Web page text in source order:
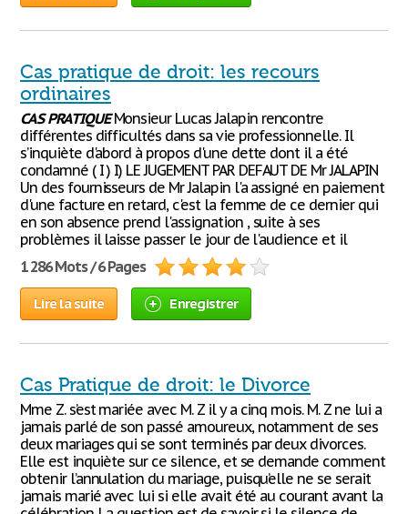
Cas pratique de droit: les recours
ordinaires
CAS PRATIQUEMonsieur Lucas Jalapin rencontre
différentes difficultés dans sa vie professionnelle. Il
s’inquiète d'abord à propos d'une dette dont il a été
condamné ( I ) I) LE JUGEMENT PAR DEFAUT DE Mr JALAPIN
Un des fournisseurs de Mr Jalapin l'a assigné en paiement
d'une facture en retard, c'est la femme de ce dernier qui
en son absence prend l'assignation , suite à ses
problèmes il laisse passer le jour de l'audience et il
1 286 Mots / 6 Pages
Lire la suite Enregistrer
Cas Pratique de droit: le Divorce
Mme Z. s’est mariée avec M. Z il y a cinq mois. M. Z ne lui a
jamais parlé de son passé amoureux, notamment de ses
deux mariages qui se sont terminés par deux divorces.
Elle est inquiète sur ce silence, et se demande comment
obtenir l’annulation du mariage, puisqu’elle ne se serait
jamais marié avec lui si elle avait été au courant avant la